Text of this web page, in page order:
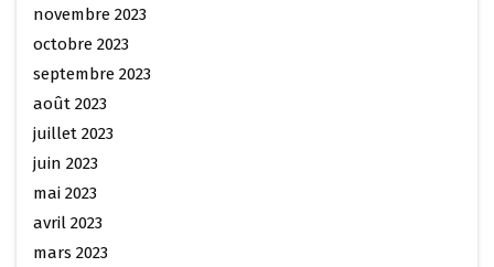
novembre 2023
octobre 2023
septembre 2023
août 2023
juillet 2023
juin 2023
mai 2023
avril 2023
mars 2023